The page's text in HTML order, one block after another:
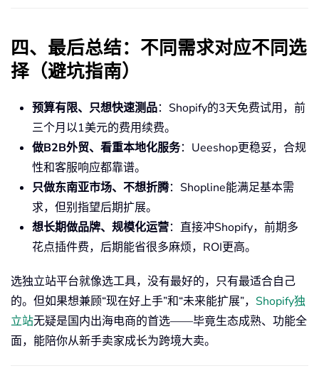
四、最后总结：不同需求对应不同选
择（避坑指南）
预算有限、只想快速测品：Shopify的3天免费试用，前
三个月以1美元的费用续费。
做B2B外贸、看重本地化服务：Ueeshop更稳妥，合规
性和客服响应都靠谱。
只做东南亚市场、不想折腾：Shopline能满足基本需
求，但别指望后期扩展。
想长期做品牌、规模化运营：直接冲Shopify，前期多
花点插件费，后期能省很多麻烦，ROI更高。
选独立站平台就像选工具，没有最好的，只有最适合自己
的。但如果想兼顾“现在好上手”和“未来能扩展”， Shopify独
立站无疑是国内出海电商的首选——毕竟生态成熟、功能全
面，能陪你从新手卖家成长为跨境大卖。